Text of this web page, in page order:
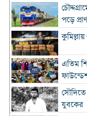
পড়ে
এতিম
সৌদিতে
যুবকের